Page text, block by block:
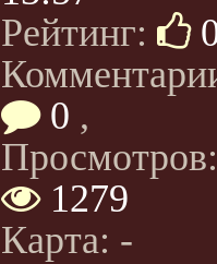
Рейтинг:
0 ,
Просмотров:
1279
Карта: -